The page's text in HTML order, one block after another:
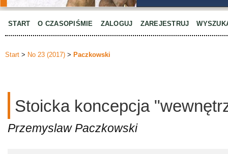
START O CZASOPIŚMIE ZALOGUJ ZAREJESTRUJ
Start > No 23 (2017) > Paczkowski
Stoicka koncepcja
Przemyslaw Paczkowski